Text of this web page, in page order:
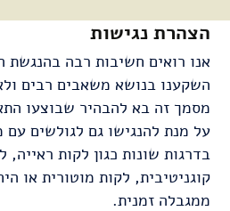
הצהרת נגישות
אנו רואים חשיבות רבה בהנגשת
השקענו בנושא משאבים רבים
מסמך זה בא להבהיר שבוצעו
על מנת להנגישו גם לגולשים עם
בדרגות שונות כגון לקות
קוגניטיבית, לקות מוטורית או
ממגבלה זמנית.